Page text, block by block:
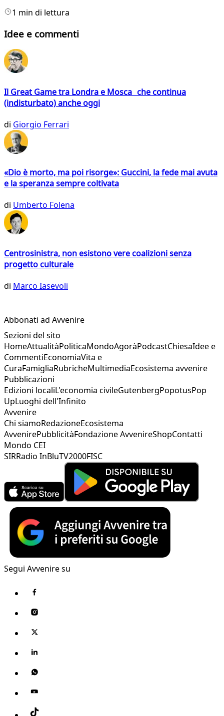
1 min di lettura
Idee e commenti
Il Great Game tra Londra e Mosca che continua
(indisturbato) anche oggi
di Giorgio Ferrari
«Dio è morto, ma poi risorge»: Guccini, la fede mai avuta
e la speranza sempre coltivata
di Umberto Folena
Centrosinistra, non esistono vere coalizioni senza
progetto culturale
di Marco Iasevoli
Abbonati ad Avvenire
Sezioni del sito
HomeAttualitàPoliticaMondoAgoràPodcastChiesaIdee e
CommentiEconomiaVita e
CuraFamigliaRubricheMultimediaEcosistema avvenire
Pubblicazioni
Edizioni localiL'economia civileGutenbergPopotusPop
UpLuoghi dell'Infinito
Avvenire
Chi siamoRedazioneEcosistema
AvvenirePubblicitàFondazione AvvenireShopContatti
Mondo CEI
SIRRadio InBluTV2000FISC
Segui Avvenire su